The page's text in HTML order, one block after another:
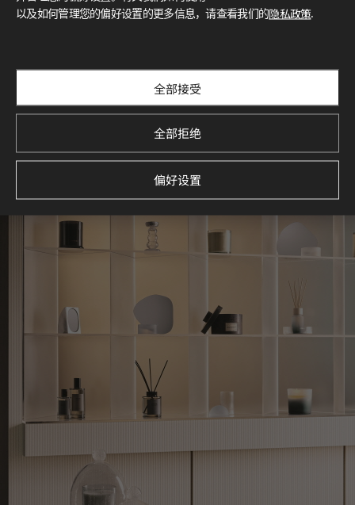
灵感画廊
以及如何管理您的偏好设置的更多信息，请查看我们的隐私政策.
全部接受
全部拒绝
偏好设置